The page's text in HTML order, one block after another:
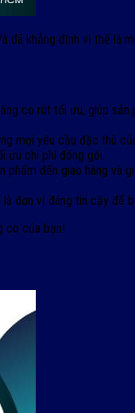
đã khẳng định vị thế là
co rút tối ưu, giúp
mọi yêu cầu đặc thù
ưu chi phí đóng gói.
đến giao hàng
đơn vị đáng tin cậy để
co của bạn!